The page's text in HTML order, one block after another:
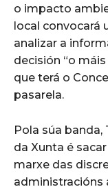
o impacto
local convocará
analizar a
decisión “o
que terá o
pasarela.
Pola súa
da Xunta é
marxe das
administracións